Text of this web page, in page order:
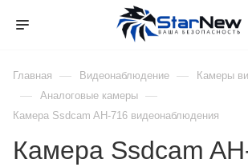
Главная — Видеонаблюдение — Камеры
— Аналоговые камеры —
Камера Ssdcam AH-716 видеонаблюдения
Камера Ssdcam